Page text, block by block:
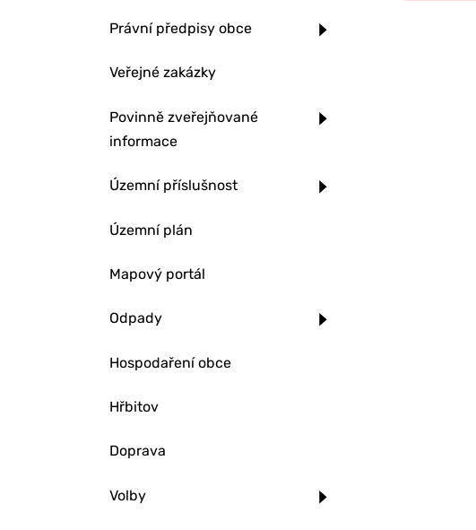
Právní předpisy obce
Veřejné zakázky
Povinně zveřejňované
informace
Územní příslušnost
Územní plán
Mapový portál
Odpady
Hospodaření obce
Hřbitov
Doprava
Volby